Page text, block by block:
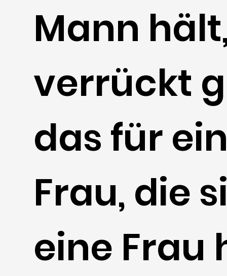
Mann
verrückt
das für
Frau, die
eine Frau